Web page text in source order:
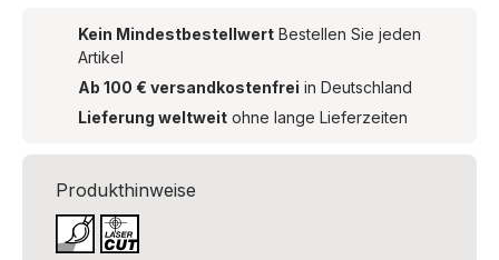
Kein Mindestbestellwert Bestellen Sie jeden
Artikel
Ab 100 € versandkostenfrei in Deutschland
Lieferung weltweit ohne lange Lieferzeiten
Produkthinweise